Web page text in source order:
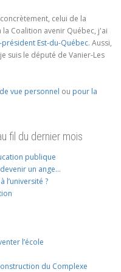
celui de la
Coalition avenir Québec, j'ai
président Est-du-Québec. Aussi,
suis le député de Vanier-Les
vue personnel ou pour la
fil du dernier mois
publique
un ange…
l’université ?
l’école
du Complexe